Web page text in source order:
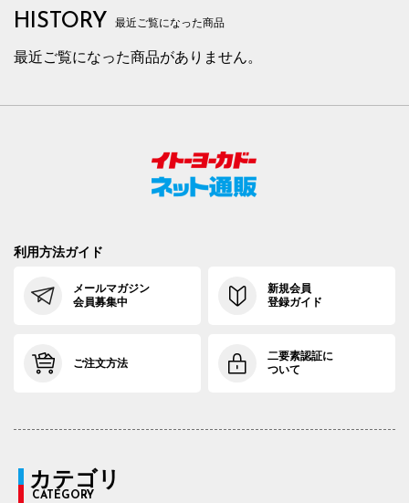
HISTORY 最近ご覧になった商品
最近ご覧になった商品がありません。
利用方法ガイド
メールマガジン
会員募集中
新規会員
登録ガイド
ご注文方法
二要素認証に
ついて
カテゴリ
CATEGORY